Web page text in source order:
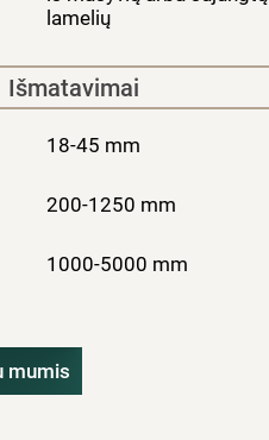
lamelių
Išmatavimai
18-45 mm
200-1250 mm
1000-5000 mm
mumis